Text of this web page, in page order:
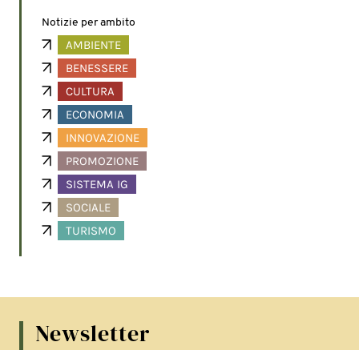
Notizie per ambito
AMBIENTE
BENESSERE
CULTURA
ECONOMIA
INNOVAZIONE
PROMOZIONE
SISTEMA IG
SOCIALE
TURISMO
Newsletter